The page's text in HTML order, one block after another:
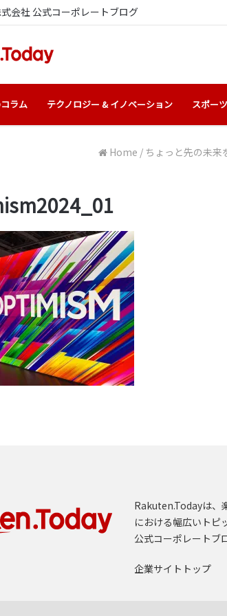
会社 公式コーポレートブログ
ラム テクノロジー & イノベーション スポー
Home / ちょっと先の未
Rakuten.Todayは、
における幅広いトピ
公式コーポレートブ
企業サイトトップ